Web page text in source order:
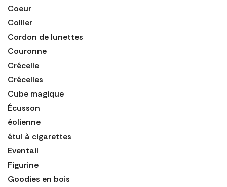
Coeur
Collier
Cordon de lunettes
Couronne
Crécelle
Crécelles
Cube magique
Écusson
éolienne
étui à cigarettes
Eventail
Figurine
Goodies en bois